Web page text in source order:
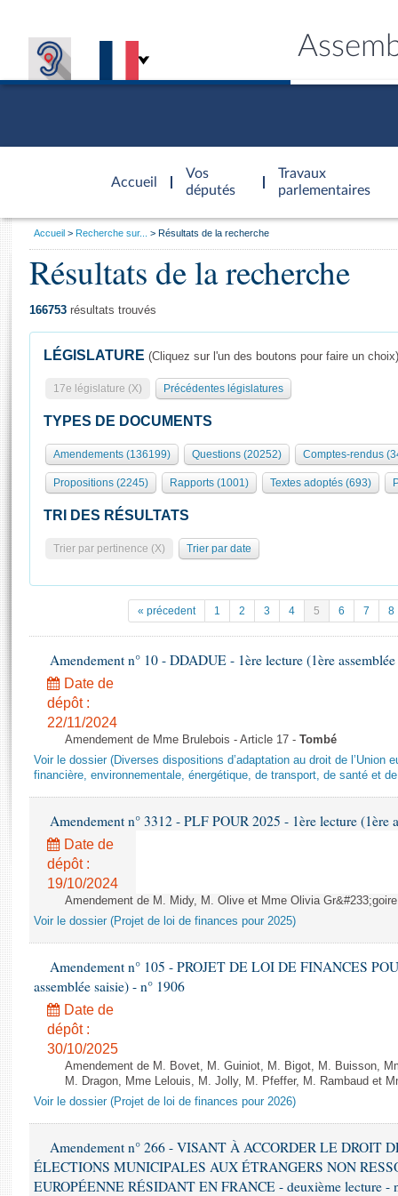
Accueil
d'accueil
Vos
députés
Travaux
parlementaires
Présidence
577 députés
Groupes politiques
Séance publique
Commissions et autres organes
Europe et International
Pétitions
Projets de loi
Propositions de loi
Amendements
Textes adoptés
Rapports d'information
Rapports d'enquête
Rapports législatifs
Rapports sur l'application des lois
Baromètre de l’application des lois
Dossiers législatifs
Questions écrites et orales
Comptes rendus des débats
Général
Rôle et pouvoirs de l'Assemblée
Organisation de l'Assemblée
Présidence Conférence des Présidents Bureau Collège des
Statistiques et chiffres clés
Documents de référence
( Constitution | Règlement de l'Assemblée ... )
Histoire
Juniors
Anciennes législatures
Liens vers les sites publics
Visiter l'Assemblée
Visite virtuelle du palais Bourbon
Assister à une séance
La Bibliothèque
Contacts et plan d'accès
Photos libres de droit
Vous
Accueil Recherche sur... Résultats de la recherche
Résultats de la recherche
166753 résultats trouvés
LÉGISLATURE (Cliquez sur l'un des boutons pour faire un choix)
17e législature (X) Précédentes législatures
TYPES DE DOCUMENTS
Amendements (136199) Questions (20252) Comptes-rendus
Propositions (2245) Rapports (1001) Textes adoptés (693)
TRI DES RÉSULTATS
Trier par pertinence (X) Trier par date
« précedent 1 2 3 4 5 6 7 8
Amendement n° 10 - DDADUE - 1ère lecture (1ère
Date de
dépôt :
22/11/2024
Amendement de Mme Brulebois - Article 17 - Tombé
Voir le dossier (Diverses dispositions d’adaptation au droit de l’Union
financière, environnementale, énergétique, de transport, de santé et
Amendement n° 3312 - PLF POUR 2025 - 1ère lecture (1ère
Date de
dépôt :
19/10/2024
Amendement de M. Midy, M. Olive et Mme Olivia
Voir le dossier (Projet de loi de finances pour 2025)
Amendement n° 105 - PROJET DE LOI DE FINANCES
assemblée saisie) - n° 1906
Date de
dépôt :
30/10/2025
Amendement de M. Bovet, M. Guiniot, M. Bigot, M. Buisson,
M. Dragon, Mme Lelouis, M. Jolly, M. Pfeffer, M. Rambaud et
Voir le dossier (Projet de loi de finances pour 2026)
Amendement n° 266 - VISANT À ACCORDER LE DROIT
ÉLECTIONS MUNICIPALES AUX ÉTRANGERS NON
EUROPÉENNE RÉSIDANT EN FRANCE - deuxième lecture -